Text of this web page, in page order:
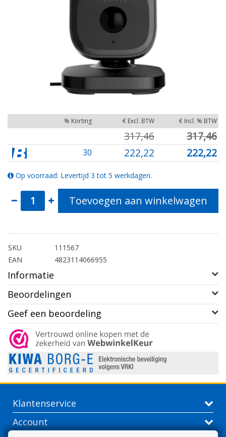
% Korting € Excl. BTW € Incl. % BTW
317,46 317,46
30 222,22 222,22
Op voorraad: Levertijd 3 tot 5 werkdagen.
Toevoegen aan winkelwagen
SKU
111567
EAN
4823114066955
Informatie
Beoordelingen
Geef een beoordeling
Klantenservice
Account